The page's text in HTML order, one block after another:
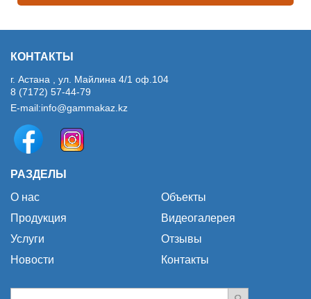
КОНТАКТЫ
г. Астана , ул. Майлина 4/1 оф.104
8 (7172) 57-44-79
E-mail:info@gammakaz.kz
РАЗДЕЛЫ
О нас
Продукция
Услуги
Новости
Объекты
Видеогалерея
Отзывы
Контакты